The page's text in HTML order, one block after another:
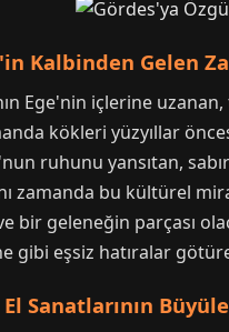
Kalbinden Gelen
Ege'nin içlerine
kökleri yüzyıllar
ruhunu yansıtan,
zamanda bu kültürel
bir geleneğin parçası
gibi eşsiz hatıralar
Sanatlarının